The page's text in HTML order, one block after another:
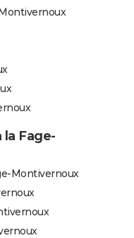
Fage-
Montivernoux